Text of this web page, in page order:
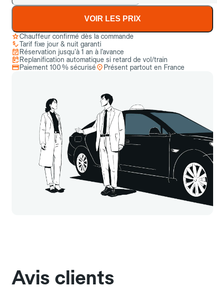
VOIR LES PRIX
Chauffeur confirmé dès la commande
Tarif fixe jour & nuit garanti
Réservation jusqu’à 1 an à l’avance
Replanification automatique si retard de vol/train
Paiement 100 % sécurisé
Présent partout en France
Avis clients